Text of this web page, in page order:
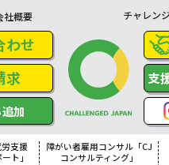
社概要 チャレン
わせ
求
加
支
支援
ト」
障がい者雇用コンサル「CJ
コンサルティング」